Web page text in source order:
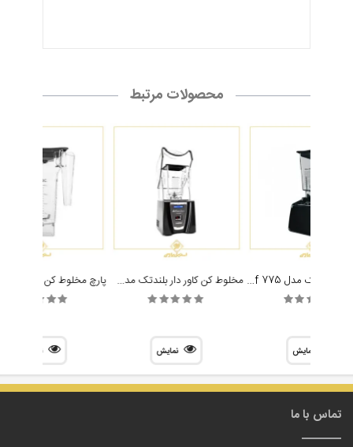
محصولات مرتبط
مخلوط کن بلندتک مدل Blendtec Chef 775
نمایش
مخلوط کن کاور دار بلندتک مدل Blendtec Connoisseur 825
نمایش
تماس با ما